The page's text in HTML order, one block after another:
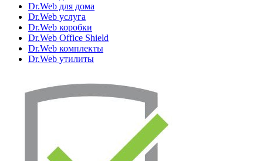
Dr.Web для дома
Dr.Web услуга
Dr.Web коробки
Dr.Web Office Shield
Dr.Web комплекты
Dr.Web утилиты